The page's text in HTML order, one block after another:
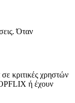
Όταν
κριτικές χρηστών
ή έχουν